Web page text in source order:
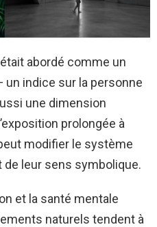
abordé comme un
indice sur la personne
une dimension
prolongée à
modifier le système
leur sens symbolique.
et la santé mentale
naturels tendent à